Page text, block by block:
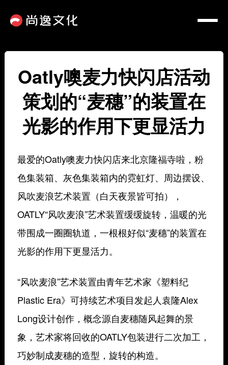
Oatly噢麦力快闪店活动
策划的“麦穗”的装置在
光影的作用下更显活力
最爱的Oatly噢麦力快闪店来北京隆福寺啦，粉
色集装箱、灰色集装箱内的霓虹灯、周边摆设、
风吹麦浪艺术装置（白天夜景皆可拍），
OATLY“风吹麦浪”艺术装置缓缓旋转，温暖的光
带围成一圈圈轨道，一根根好似“麦穗”的装置在
光影的作用下更显活力。
“风吹麦浪”艺术装置由⻘年艺术家《塑料纪
Plastic Era》可持续艺术项目发起⼈袁隆Alex
Long设计创作，概念源⾃⻨穗随⻛起舞的景
象，艺术家将回收的OATLY包装进⾏⼆次加⼯，
巧妙制成⻨穗的造型，旋转的构造。